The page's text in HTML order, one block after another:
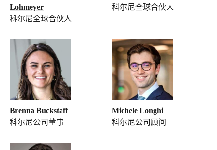
Lohmeyer
科尔尼全球合伙人
科尔尼全球合伙人
Brenna Buckstaff
科尔尼公司董事
Michele Longhi
科尔尼公司顾问